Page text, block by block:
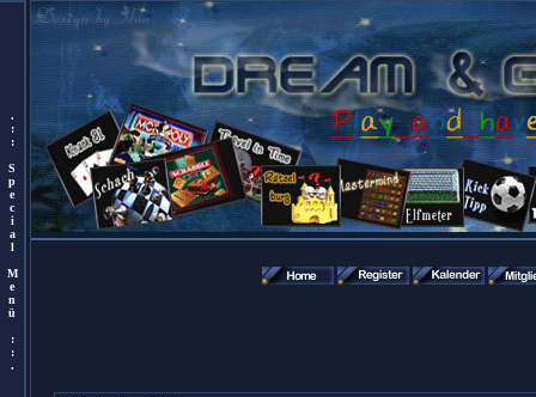
.
:
:
S
p
e
c
i
a
l
M
e
n
ü
:
:
.